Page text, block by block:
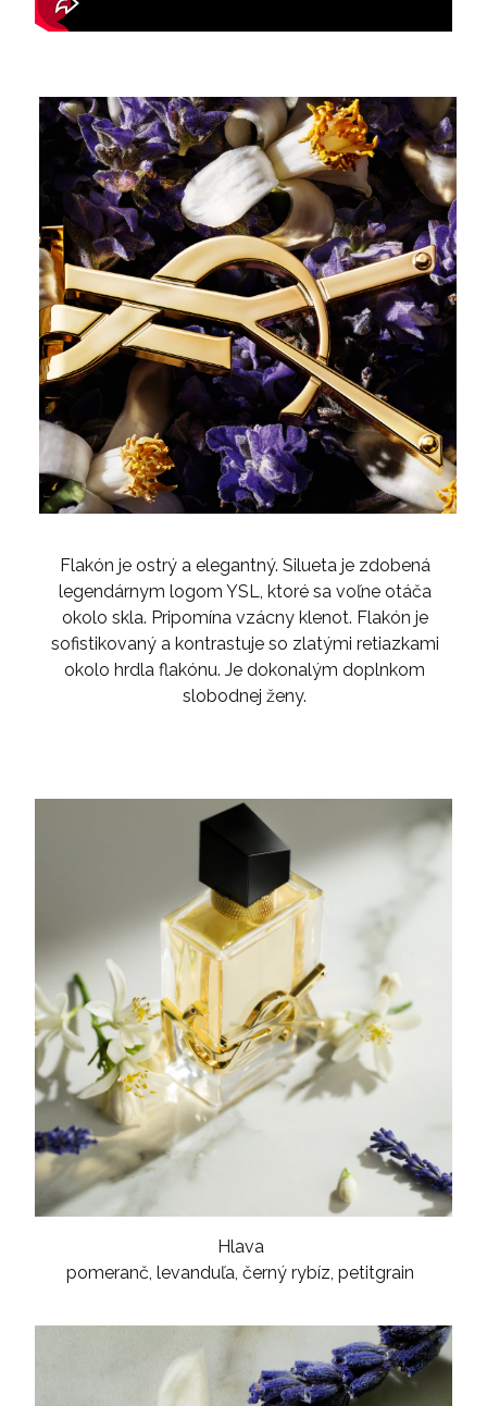
Flakón je ostrý a elegantný. Silueta je zdobená
legendárnym logom YSL, ktoré sa voľne otáča
okolo skla. Pripomína vzácny klenot. Flakón je
sofistikovaný a kontrastuje so zlatými retiazkami
okolo hrdla flakónu. Je dokonalým doplnkom
slobodnej ženy.
Hlava
pomeranč, levanduľa, černý rybíz, petitgrain